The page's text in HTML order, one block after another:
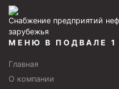
Буровое оборудование
Оборудование для
Снабжение предприятий
зарубежья
МЕНЮ В ПОДВАЛЕ 1
Главная
О компании